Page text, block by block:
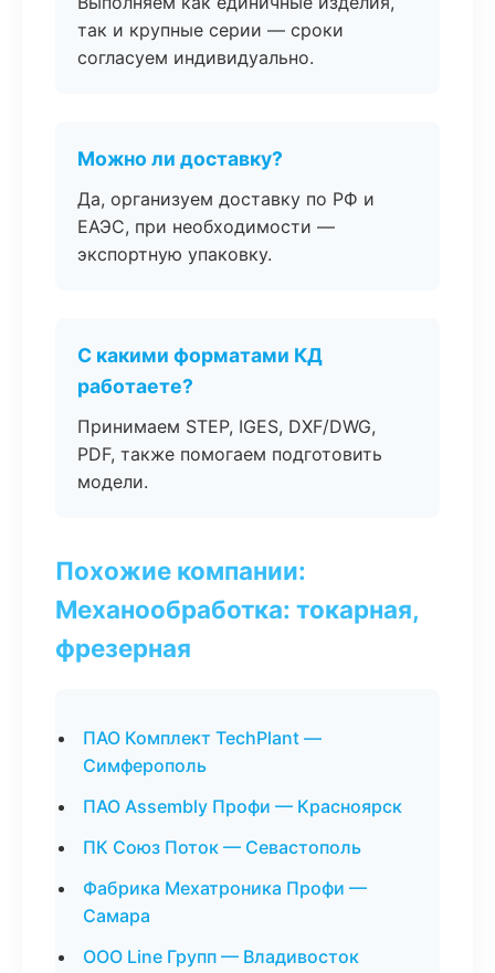
так и крупные серии — сроки
согласуем индивидуально.
Можно ли доставку?
Да, организуем доставку по РФ и
ЕАЭС, при необходимости —
экспортную упаковку.
С какими форматами КД
работаете?
Принимаем STEP, IGES, DXF/DWG,
PDF, также помогаем подготовить
модели.
Похожие компании:
Механообработка: токарная,
фрезерная
ПАО Комплект TechPlant —
Симферополь
ПАО Assembly Профи — Красноярск
ПК Союз Поток — Севастополь
Фабрика Мехатроника Профи —
Самара
ООО Line Групп — Владивосток